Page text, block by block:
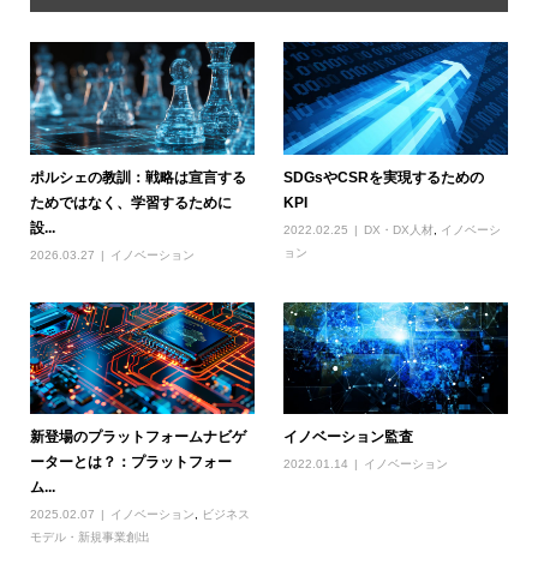
ポルシェの教訓：戦略は宣言する
ためではなく、学習するために
設...
2026.03.27 イノベーション
SDGsやCSRを実現するための
KPI
2022.02.25 DX・DX人材
イノベーシ
ョン
新登場のプラットフォームナビゲ
ーターとは？：プラットフォー
ム...
2025.02.07 イノベーション
ビジネス
モデル・新規事業創出
イノベーション監査
2022.01.14 イノベーション